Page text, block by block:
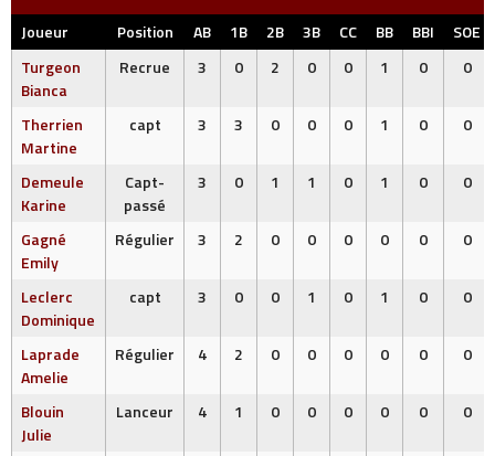
Joueur Position AB 1B 2B 3B CC BB BBI
SOE
Turgeon
Bianca
Recrue 3 0 2 0 0 1 0 0
Therrien
Martine
capt 3 3 0 0 0 1 0 0
Demeule
Karine
Capt-
passé
3 0 1 1 0 1 0 0
Gagné
Emily
Régulier 3 2 0 0 0 0 0 0
Leclerc
Dominique
capt 3 0 0 1 0 1 0 0
Laprade
Amelie
Régulier 4 2 0 0 0 0 0 0
Blouin
Julie
Lanceur 4 1 0 0 0 0 0 0